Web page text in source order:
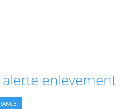
alerte enlevement